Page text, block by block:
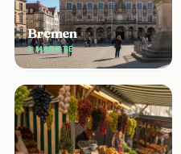
Bremen
3 MÄRKTE